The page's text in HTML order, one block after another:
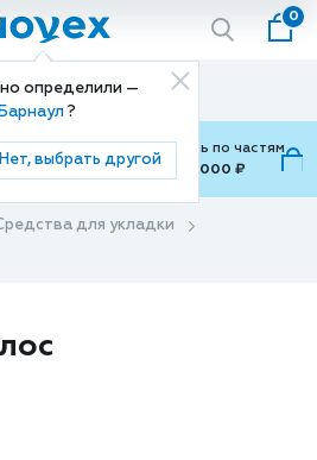
определили —
Барнаул ?
Нет, выбрать другой
0
Способ доставки
Доставка
Подели
Можно оплатить по частям
от 700 ₽ до 15,000 ₽
для укладки